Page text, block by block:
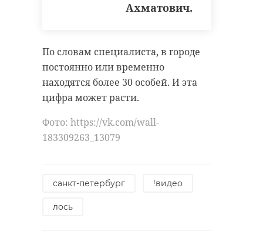
Ахматович.
По словам специалиста, в городе
постоянно или временно
находятся более 30 особей. И эта
цифра может расти.
Фото: https://vk.com/wall-
183309263_13079
санкт-петербург !видео
лось